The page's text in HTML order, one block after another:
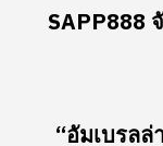
SAPP888
“อัมเบรลล่